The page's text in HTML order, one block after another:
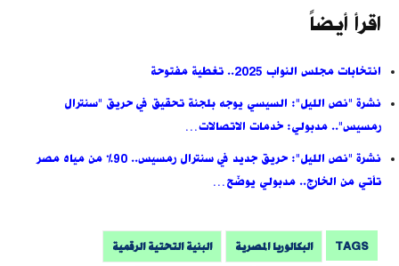
اقرأ أيضاً
انتخابات مجلس النواب 2025.. تغطية مفتوحة
نشرة "نص الليل": السيسي يوجه بلجنة تحقيق في حريق "سنترال
رمسيس".. مدبولي: خدمات الاتصالات…
نشرة "نص الليل": حريق جديد في سنترال رمسيس.. 90% من مياه مصر
تأتي من الخارج.. مدبولي يوضّح…
TAGS البكالوريا المصرية البنية التحتية الرقمية